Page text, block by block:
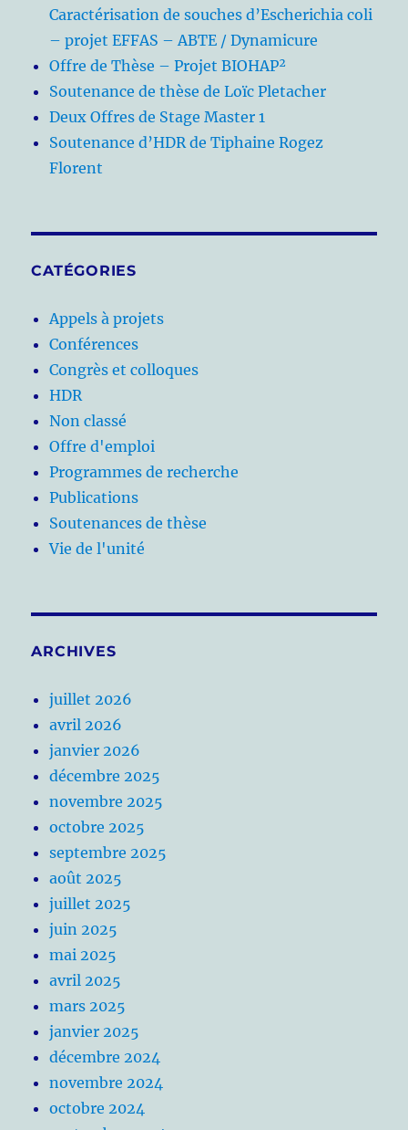
Caractérisation de souches d’Escherichia coli
– projet EFFAS – ABTE / Dynamicure
Offre de Thèse – Projet BIOHAP²
Soutenance de thèse de Loïc Pletacher
Deux Offres de Stage Master 1
Soutenance d’HDR de Tiphaine Rogez
Florent
CATÉGORIES
Appels à projets
Conférences
Congrès et colloques
HDR
Non classé
Offre d'emploi
Programmes de recherche
Publications
Soutenances de thèse
Vie de l'unité
ARCHIVES
juillet 2026
avril 2026
janvier 2026
décembre 2025
novembre 2025
octobre 2025
septembre 2025
août 2025
juillet 2025
juin 2025
mai 2025
avril 2025
mars 2025
janvier 2025
décembre 2024
novembre 2024
octobre 2024